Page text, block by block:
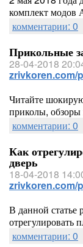
комплект модов
комментарии: 0
Прикольные
28-04-2018
zrivkoren.com/
Читайте
приколы, обзоры
комментарии: 0
Как
дверь
18-04-2018
zrivkoren.com/
В данной статье
отрегулировать
комментарии: 0